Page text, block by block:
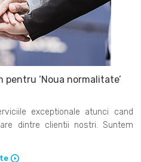
‘Noua normalitate’
exceptionale atunci cand
dintre clientii nostri. Suntem